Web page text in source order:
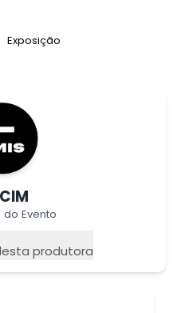
Tag:
Exposição
Evento
produtora